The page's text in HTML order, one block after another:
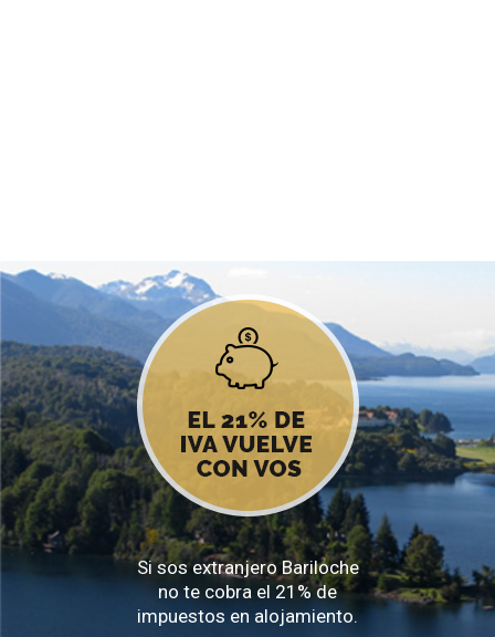
Si sos extranjero Bariloche
no te cobra el 21% de
impuestos en alojamiento.